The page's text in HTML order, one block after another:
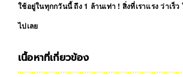
ใช้อยู่ในทุกกวันนี้ ถึง 1 ล้านเท่า ! สิ่งที่เราแรง ว่าเร็
ไปเลย
เนื้อหาที่เกี่ยวข้อง